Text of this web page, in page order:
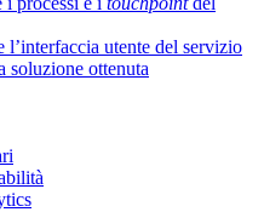
l’interfaccia utente del servizio
soluzione ottenuta